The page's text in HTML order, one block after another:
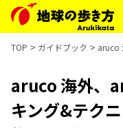
TOP ガイドブック aruco
aruco 海外、
キング&テク